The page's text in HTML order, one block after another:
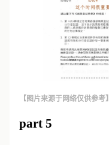
【图片来源于网络仅供参考】
part 5